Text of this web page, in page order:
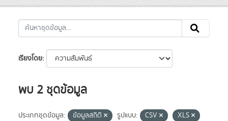
เรียงโดย
พบ 2 ชุดข้อมูล
ประเภทชุดข้อมูล: ข้อมูลสถิติ รูปแบบ: CSV
XLS